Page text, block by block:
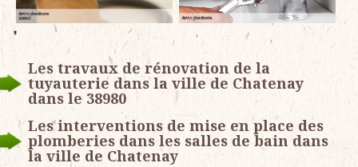
Les travaux de rénovation de la
tuyauterie dans la ville de Chatenay
dans le 38980
Les interventions de mise en place des
plomberies dans les salles de bain dans
la ville de Chatenay